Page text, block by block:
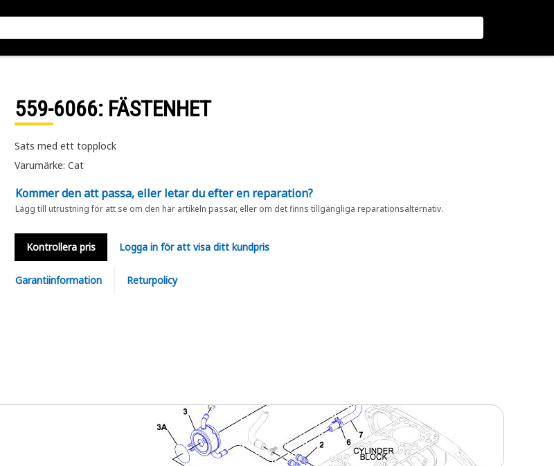
559-6066: FÄSTENHET
Sats med ett topplock
Varumärke: Cat
Kommer den att passa, eller letar du efter en reparation?
Lägg till utrustning för att se om den här artikeln passar, eller om det finns tillgängliga reparationsalternativ.
Kontrollera pris Logga in för att visa ditt kundpris
Garantiinformation Returpolicy